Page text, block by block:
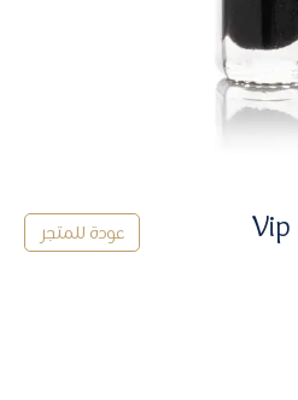
ﻋﻮﺩﺓ ﻟﻠﻤﺘﺠﺮ